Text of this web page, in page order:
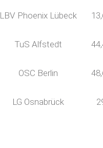
LBV Phoenix Lübeck
TuS Alfstedt
OSC Berlin
LG Osnabrück